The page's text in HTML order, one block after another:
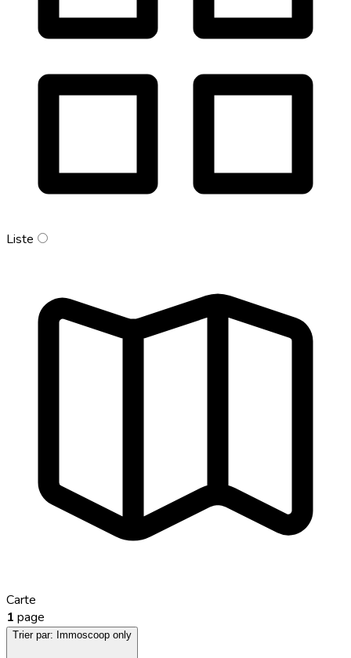
Liste
Carte
1 page
Trier par: Immoscoop only